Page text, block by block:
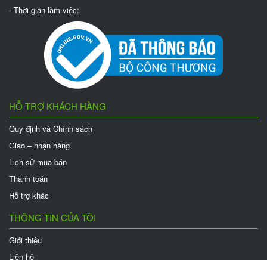
- Thời gian làm việc:
HỖ TRỢ KHÁCH HÀNG
Quy định và Chính sách
Giao – nhận hàng
Lịch sử mua bán
Thanh toán
Hỗ trợ khác
THÔNG TIN CỦA TÔI
Giới thiệu
Liên hệ